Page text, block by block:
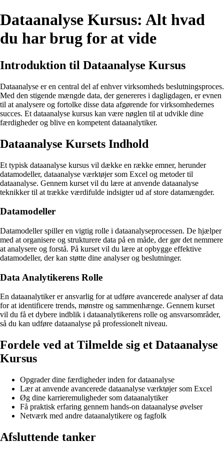
Dataanalyse Kursus: Alt hvad
du har brug for at vide
Introduktion til Dataanalyse Kursus
Dataanalyse er en central del af enhver virksomheds beslutningsproces.
Med den stigende mængde data, der genereres i dagligdagen, er evnen
til at analysere og fortolke disse data afgørende for virksomhedernes
succes. Et dataanalyse kursus kan være nøglen til at udvikle dine
færdigheder og blive en kompetent dataanalytiker.
Dataanalyse Kursets Indhold
Et typisk dataanalyse kursus vil dække en række emner, herunder
datamodeller, dataanalyse værktøjer som Excel og metoder til
dataanalyse. Gennem kurset vil du lære at anvende dataanalyse
teknikker til at trække værdifulde indsigter ud af store datamængder.
Datamodeller
Datamodeller spiller en vigtig rolle i dataanalyseprocessen. De hjælper
med at organisere og strukturere data på en måde, der gør det nemmere
at analysere og forstå. På kurset vil du lære at opbygge effektive
datamodeller, der kan støtte dine analyser og beslutninger.
Data Analytikerens Rolle
En dataanalytiker er ansvarlig for at udføre avancerede analyser af data
for at identificere trends, mønstre og sammenhænge. Gennem kurset
vil du få et dybere indblik i dataanalytikerens rolle og ansvarsområder,
så du kan udføre dataanalyse på professionelt niveau.
Fordele ved at Tilmelde sig et Dataanalyse
Kursus
Opgrader dine færdigheder inden for dataanalyse
Lær at anvende avancerede dataanalyse værktøjer som Excel
Øg dine karrieremuligheder som dataanalytiker
Få praktisk erfaring gennem hands-on dataanalyse øvelser
Netværk med andre dataanalytikere og fagfolk
Afsluttende tanker